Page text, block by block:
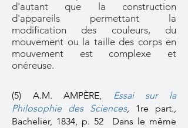
d'autant que la construction
d'appareils permettant la
modification des couleurs, du
mouvement ou la taille des corps en
mouvement est complexe et
onéreuse.
(5) A.M. AMPÈRE, Essai sur la
Philosophie des Sciences, 1re part.,
Bachelier, 1834, p. 52 Dans le même